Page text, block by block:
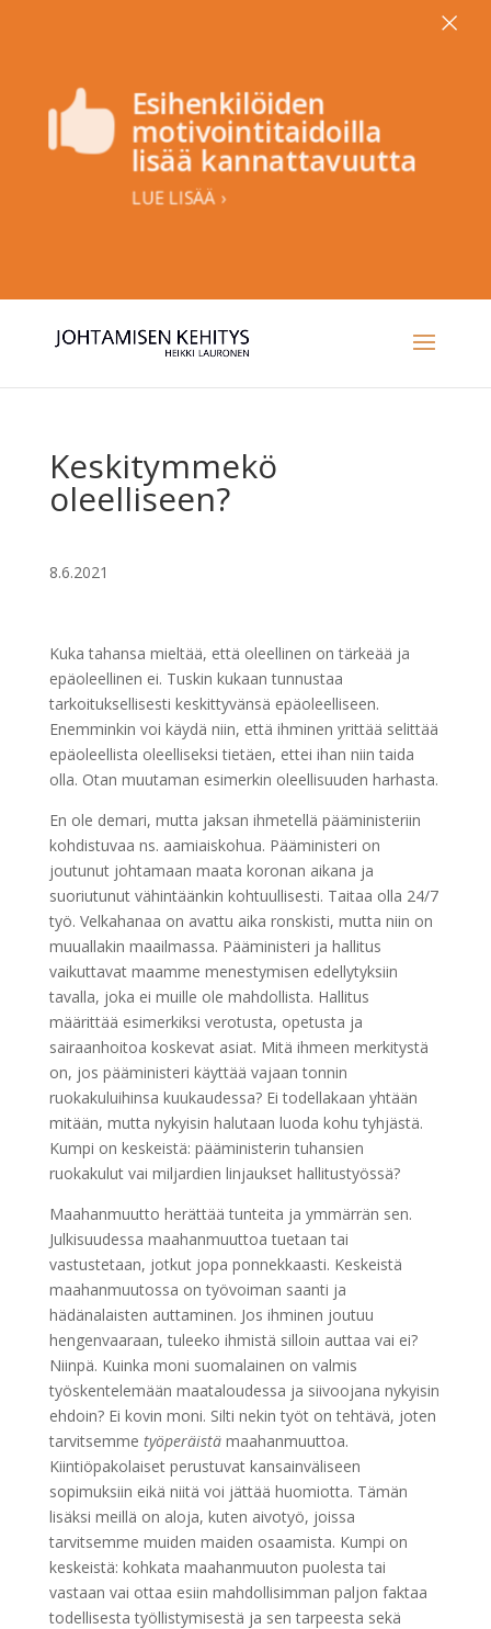
Keskitymmekö
oleelliseen?
8.6.2021
Kuka tahansa mieltää, että oleellinen on tärkeää ja
epäoleellinen ei. Tuskin kukaan tunnustaa
tarkoituksellisesti keskittyvänsä epäoleelliseen.
Enemminkin voi käydä niin, että ihminen yrittää selittää
epäoleellista oleelliseksi tietäen, ettei ihan niin taida
olla. Otan muutaman esimerkin oleellisuuden harhasta.
En ole demari, mutta jaksan ihmetellä pääministeriin
kohdistuvaa ns. aamiaiskohua. Pääministeri on
joutunut johtamaan maata koronan aikana ja
suoriutunut vähintäänkin kohtuullisesti. Taitaa olla 24/7
työ. Velkahanaa on avattu aika ronskisti, mutta niin on
muuallakin maailmassa. Pääministeri ja hallitus
vaikuttavat maamme menestymisen edellytyksiin
tavalla, joka ei muille ole mahdollista. Hallitus
määrittää esimerkiksi verotusta, opetusta ja
sairaanhoitoa koskevat asiat. Mitä ihmeen merkitystä
on, jos pääministeri käyttää vajaan tonnin
ruokakuluihinsa kuukaudessa? Ei todellakaan yhtään
mitään, mutta nykyisin halutaan luoda kohu tyhjästä.
Kumpi on keskeistä: pääministerin tuhansien
ruokakulut vai miljardien linjaukset hallitustyössä?
Maahanmuutto herättää tunteita ja ymmärrän sen.
Julkisuudessa maahanmuuttoa tuetaan tai
vastustetaan, jotkut jopa ponnekkaasti. Keskeistä
maahanmuutossa on työvoiman saanti ja
hädänalaisten auttaminen. Jos ihminen joutuu
hengenvaaraan, tuleeko ihmistä silloin auttaa vai ei?
Niinpä. Kuinka moni suomalainen on valmis
työskentelemään maataloudessa ja siivoojana nykyisin
ehdoin? Ei kovin moni. Silti nekin työt on tehtävä, joten
tarvitsemme työperäistämaahanmuuttoa.
Kiintiöpakolaiset perustuvat kansainväliseen
sopimuksiin eikä niitä voi jättää huomiotta. Tämän
lisäksi meillä on aloja, kuten aivotyö, joissa
tarvitsemme muiden maiden osaamista. Kumpi on
keskeistä: kohkata maahanmuuton puolesta tai
vastaan vai ottaa esiin mahdollisimman paljon faktaa
todellisesta työllistymisestä ja sen tarpeesta sekä
 Esihenkilöiden
motivointitaidoilla
lisää kannattavuutta
LUE LISÄÄ ›
×